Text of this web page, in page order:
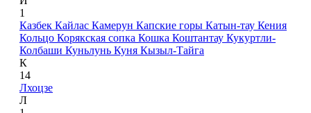
1
Казбек Кайлас Камерун Капские горы Катын-тау Кения
Кольцо Корякская сопка Кошка Коштантау Кукуртли-
Колбаши Куньлунь Куня Кызыл-Тайга
К
14
Лхоцзе
Л